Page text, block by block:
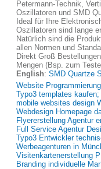
Petermann-Technik,
Oszillatoren und SMD
Ideal für Ihre
Oszillatoren sind lange
Natürlich sind die
allen Normen und
Direkt Groß
Mengen (Bsp. zum
English: SMD Quartze
Website
Typo3 templates
mobile websites design
Webdesign Homepage
Flyererstellung Agentur
Full Service Agentur
Typo3 Entwickler
Werbeagenturen in
Visitenkartenerstellung
Branding individuelle